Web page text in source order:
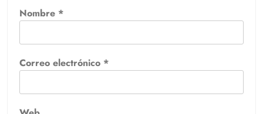
Nombre *
Correo electrónico *